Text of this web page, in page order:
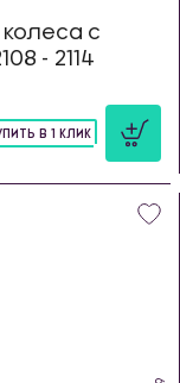
с
- 2114
В 1 КЛИК